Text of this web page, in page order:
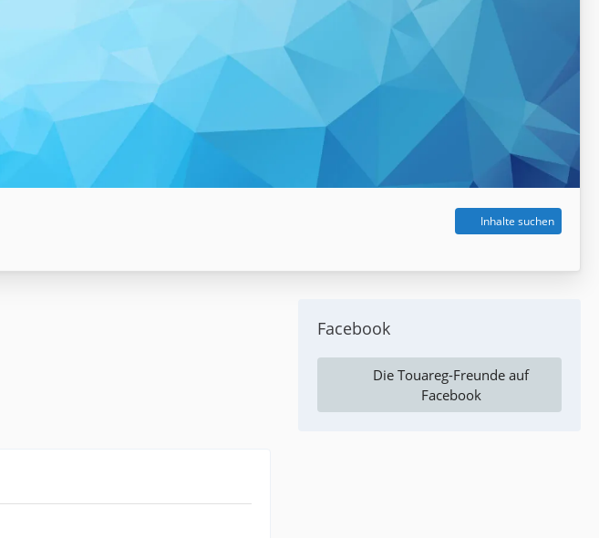
Inhalte suchen
Facebook
Die Touareg-Freunde auf
Facebook